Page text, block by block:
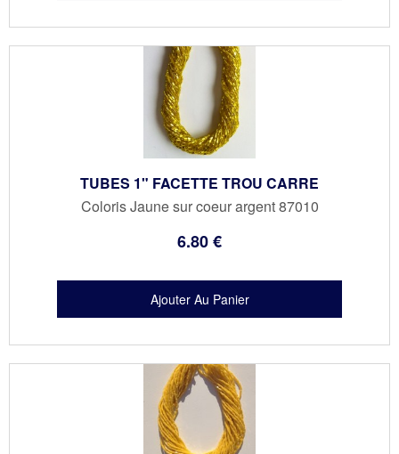
TUBES 1" FACETTE TROU CARRE
Coloris Jaune sur coeur argent 87010
6.80€